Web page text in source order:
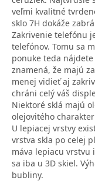
veľmi kvalitné
sklo 7H dokáže
Zakrivenie telefónu
telefónov. Tomu sa
ponuke teda
znamená, že majú
menej vidieť aj
chráni celý váš
Niektoré sklá majú
olejovitého
U lepiacej vrstvy
vrstva skla po celej
máva lepiacu vrstvu
sa iba u 3D skiel.
bubliny.